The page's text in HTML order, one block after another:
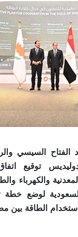
الفتاح السيسي
توقيع
والكهرباء
لوضع خطة
الطاقة بين